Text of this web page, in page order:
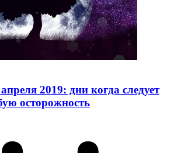
2019: дни когда следует
осторожность